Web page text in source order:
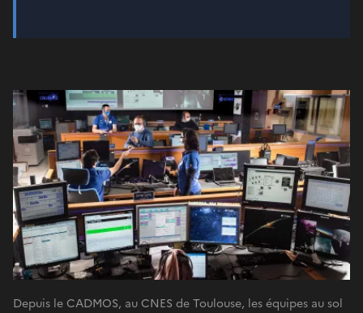
Depuis le CADMOS, au CNES de Toulouse, les équipes au sol